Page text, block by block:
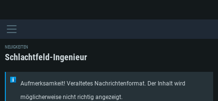
NEUIGKEITEN
Schlachtfeld-Ingenieur
Aufmerksamkeit! Veraltetes Nachrichtenformat. Der Inhalt wird
möglicherweise nicht richtig angezeigt.